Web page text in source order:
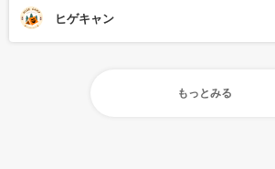
ヒゲキャン
もっとみる